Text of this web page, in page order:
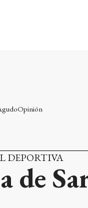
Opinión
DEPORTIVA
de